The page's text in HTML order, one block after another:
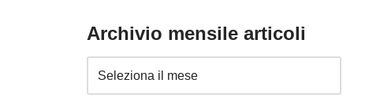
Archivio mensile articoli